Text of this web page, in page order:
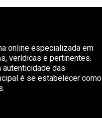
online especializada em
verídicas e pertinentes.
autenticidade das
é se estabelecer como